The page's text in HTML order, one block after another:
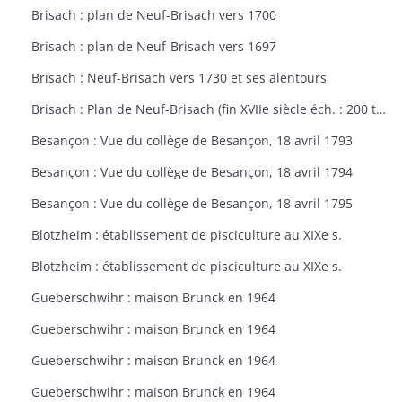
Brisach : plan de Neuf-Brisach vers 1700
Brisach : plan de Neuf-Brisach vers 1697
Brisach : Neuf-Brisach vers 1730 et ses alentours
Brisach : Plan de Neuf-Brisach (fin XVIIe siècle éch. : 200 toises)
Besançon : Vue du collège de Besançon, 18 avril 1793
Besançon : Vue du collège de Besançon, 18 avril 1794
Besançon : Vue du collège de Besançon, 18 avril 1795
Blotzheim : établissement de pisciculture au XIXe s.
Blotzheim : établissement de pisciculture au XIXe s.
Gueberschwihr : maison Brunck en 1964
Gueberschwihr : maison Brunck en 1964
Gueberschwihr : maison Brunck en 1964
Gueberschwihr : maison Brunck en 1964